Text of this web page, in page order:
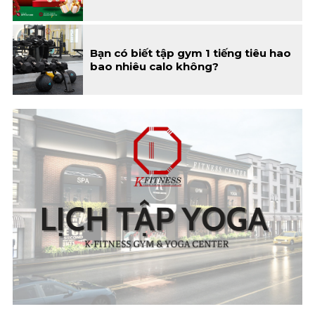
Bạn có biết tập gym 1 tiếng tiêu hao
bao nhiêu calo không?